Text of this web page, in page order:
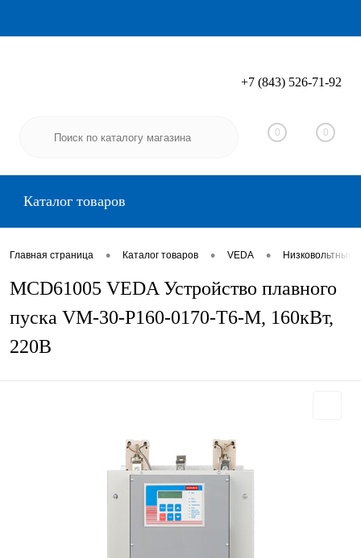
Вход Регистрация
+7 (843) 526-71-92
0 0
Каталог товаров
Главная страница • Каталог товаров • VEDA •
MCD61005 VEDA Устройство плавного
пуска VM-30-P160-0170-T6-M, 160кВт,
220В